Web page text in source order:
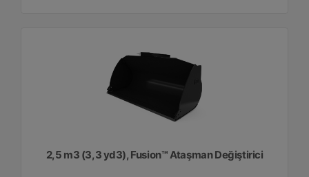
2,5 m3 (3,3 yd3), Fusion™ Ataşman Değiştirici